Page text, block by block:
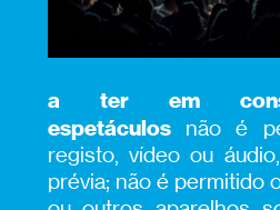
a ter em
espetáculosnão é
registo, vídeo ou
prévia; não é permitido